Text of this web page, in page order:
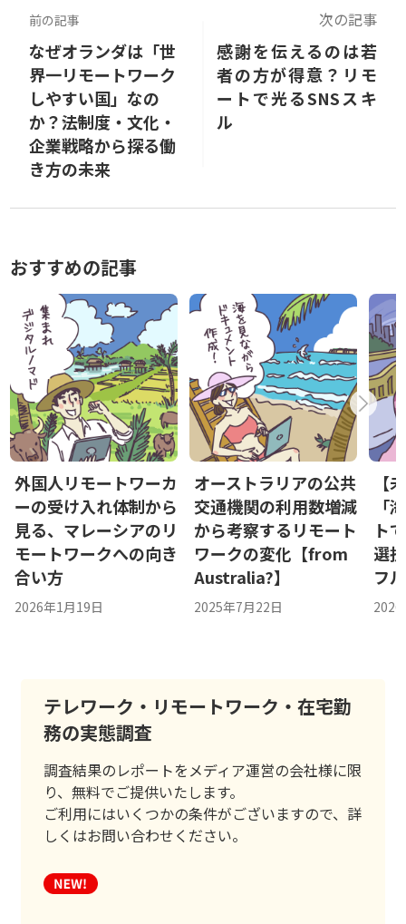
前の記事
なぜオランダは「世
界一リモートワーク
しやすい国」なの
か？――法制度・文化・
企業戦略から探る働
き方の未来
次の記事
感謝を伝えるのは若
者の方が得意？リモ
ートで光るSNSスキ
ル
おすすめの記事
外国人リモートワーカ
ーの受け入れ体制から
見る、マレーシアのリ
モートワークへの向き
合い方
2026年1月19日
オーストラリアの公共
交通機関の利用数増減
から考察するリモート
ワークの変化【from
Australia?】
2025年7月22日
【
「
ト
選
フ
テレワーク・リモートワーク・在宅勤
務の実態調査
調査結果のレポートをメディア運営の会社様に限
り、無料でご提供いたします。
ご利用にはいくつかの条件がございますので、詳
しくはお問い合わせください。